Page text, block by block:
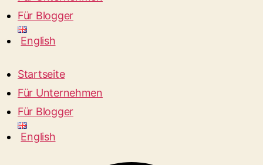
Für Blogger
English
Startseite
Für Unternehmen
Für Blogger
English